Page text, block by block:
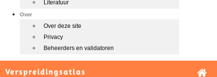
Literatuur
Over
Over deze site
Privacy
Beheerders en validatoren
Verspreidingsatlas